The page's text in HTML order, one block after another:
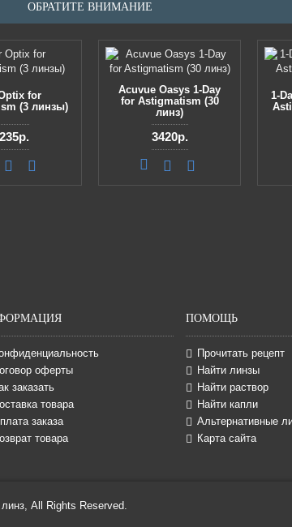
ОБРАТИТЕ ВНИМАНИЕ
for
(3 линзы)
Acuvue Oasys 1-Day
for Astigmatism (30
линз)
3420р.
1-
оферты
заказать
товара
заказа
товара
ПОМОЩЬ
Прочитать рецепт
Найти линзы
Найти раствор
Найти капли
Альтернативные
Карта сайта
All Rights Reserved.